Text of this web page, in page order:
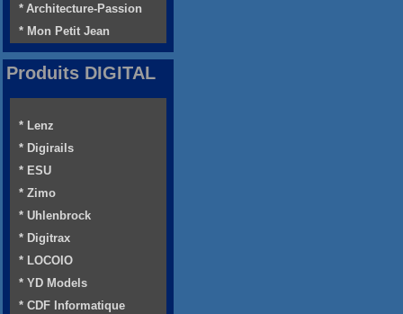
* Architecture-Passion
* Mon Petit Jean
Produits DIGITAL
* Lenz
* Digirails
* ESU
* Zimo
* Uhlenbrock
* Digitrax
* LOCOIO
* YD Models
* CDF Informatique